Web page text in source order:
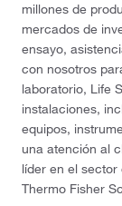
millones de
mercados de
ensayo,
con nosotros
laboratorio, Life
instalaciones,
equipos,
una atención al
líder en el
Thermo Fisher